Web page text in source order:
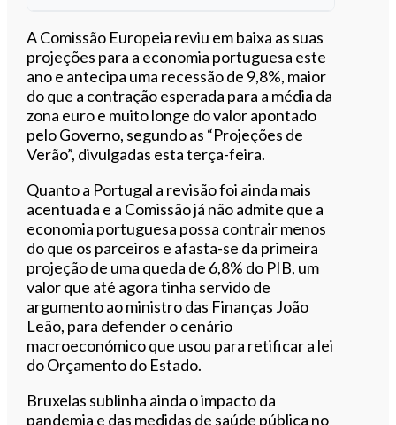
Ouvir este artigo
A Comissão Europeia reviu em baixa as suas
projeções para a economia portuguesa este
ano e antecipa uma recessão de 9,8%, maior
do que a contração esperada para a média da
zona euro e muito longe do valor apontado
pelo Governo, segundo as “Projeções de
Verão”, divulgadas esta terça-feira.
Quanto a Portugal a revisão foi ainda mais
acentuada e a Comissão já não admite que a
economia portuguesa possa contrair menos
do que os parceiros e afasta-se da primeira
projeção de uma queda de 6,8% do PIB, um
valor que até agora tinha servido de
argumento ao ministro das Finanças João
Leão, para defender o cenário
macroeconómico que usou para retificar a lei
do Orçamento do Estado.
Bruxelas sublinha ainda o impacto da
pandemia e das medidas de saúde pública no